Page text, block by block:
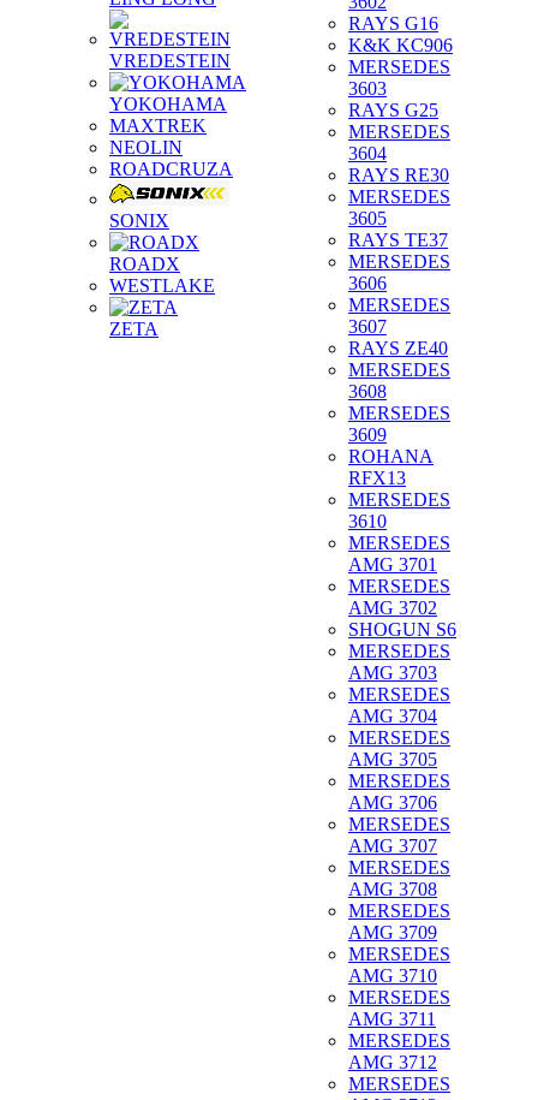
VREDESTEIN
YOKOHAMA
MAXTREK
NEOLIN
ROADCRUZA
SONIX
ROADX
WESTLAKE
ZETA
RAYS G16
K&K KC906
MERSEDES
3603
RAYS G25
MERSEDES
3604
RAYS RE30
MERSEDES
3605
RAYS TE37
MERSEDES
3606
MERSEDES
3607
RAYS ZE40
MERSEDES
3608
MERSEDES
3609
ROHANA
RFX13
MERSEDES
3610
MERSEDES
AMG 3701
MERSEDES
AMG 3702
SHOGUN S6
MERSEDES
AMG 3703
MERSEDES
AMG 3704
MERSEDES
AMG 3705
MERSEDES
AMG 3706
MERSEDES
AMG 3707
MERSEDES
AMG 3708
MERSEDES
AMG 3709
MERSEDES
AMG 3710
MERSEDES
AMG 3711
MERSEDES
AMG 3712
MERSEDES